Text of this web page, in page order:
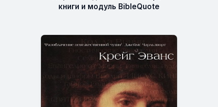
книги и модуль BibleQuote